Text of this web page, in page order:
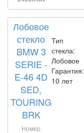
Лобовое
стекло
BMW 3
SERIE -
E-46 4D
SED,
TOURING
BRK
Номер
Тип
стекла:
Лобовое
Гарантия:
10 лет